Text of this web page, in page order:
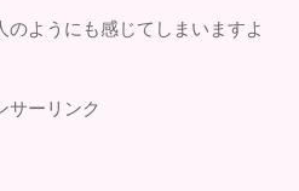
ようにも感じてしまいますよ
サーリンク